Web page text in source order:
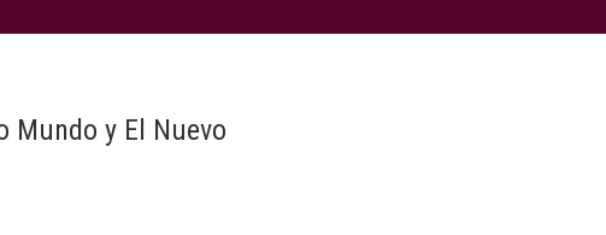
Mundo y El Nuevo